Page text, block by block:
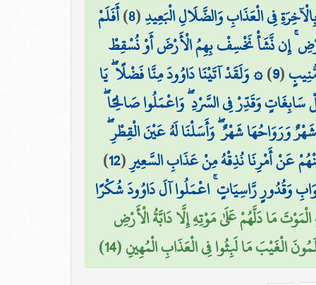
فِي الْعَذَابِ وَالضَّلَالِ الْبَعِيدِ(
8
)أَفَلَمْ
إِن نَّشَأْ نَخْسِفْ بِهِمُ الْأَرْضَ أَوْ نُسْقِطْ
(
9
)۞ وَلَقَدْ آتَيْنَا دَاوُودَ مِنَّا فَضْلًا ۖ يَا
وَقَدِّرْ فِي السَّرْدِ ۖ وَاعْمَلُوا صَالِحًا
وَرَوَاحُهَا شَهْرٌ ۖ وَأَسَلْنَا لَهُ عَيْنَ الْقِطْرِ
عَنْ أَمْرِنَا نُذِقْهُ مِنْ عَذَابِ السَّعِيرِ(
12
)
وَقُدُورٍ رَّاسِيَاتٍ ۚ اعْمَلُوا آلَ دَاوُودَ شُكْرًا
مَا دَلَّهُمْ عَلَىٰ مَوْتِهِ إِلَّا دَابَّةُ الْأَرْضِ
مَا لَبِثُوا فِي الْعَذَابِ الْمُهِينِ (14)